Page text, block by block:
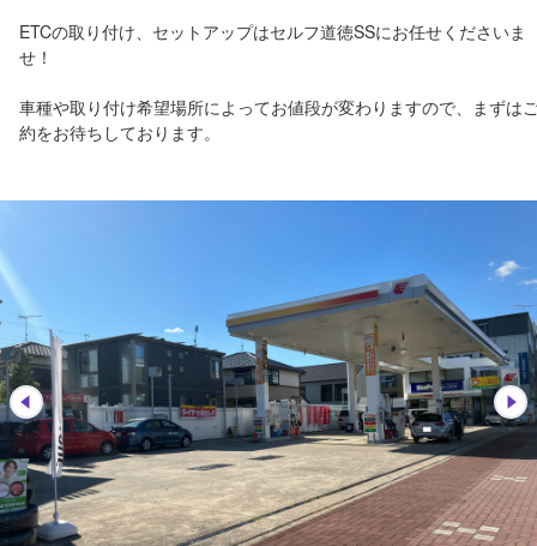
ETCの取り付け、セットアップはセルフ道徳SSにお任せくださいま
せ！
車種や取り付け希望場所によってお値段が変わりますので、まずは
約をお待ちしております。